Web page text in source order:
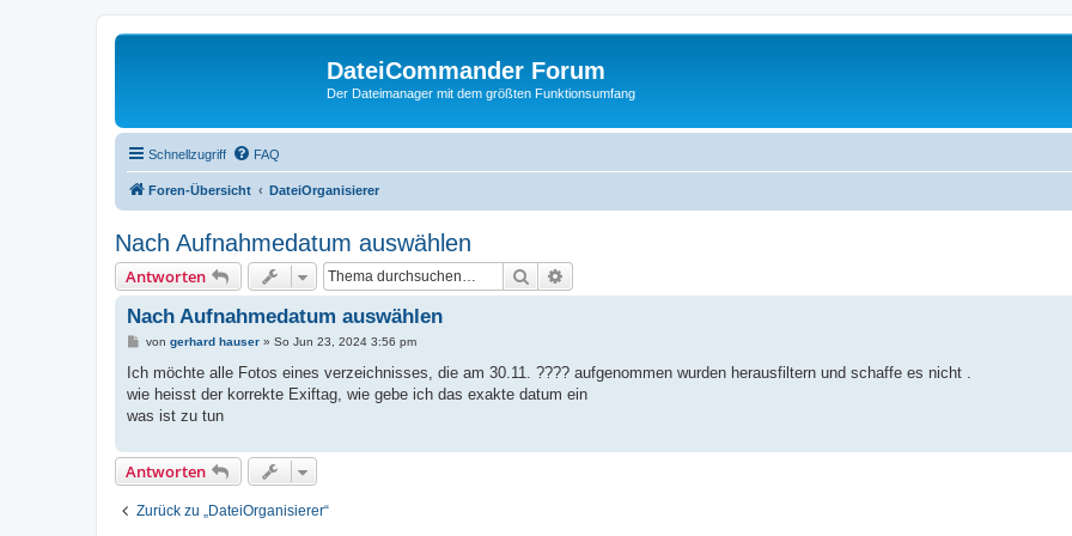
DateiCommander Forum
Der Dateimanager mit dem größten Funktionsumfang
Schnellzugriff FAQ
Foren-Übersicht DateiOrganisierer
Nach Aufnahmedatum auswählen
Antworten Suche
Nach Aufnahmedatum auswählen
B
i
r
a
von gerhard hauser» So Jun 23, 2024 3:56 pm
Ich möchte alle Fotos eines verzeichnisses, die am 30.11. ???? aufgenommen wurden herausfiltern und schaffe es nicht .
wie heisst der korrekte Exiftag, wie gebe ich das exakte datum ein
was ist zu tun
Antworten
Zurück zu „DateiOrganisierer“